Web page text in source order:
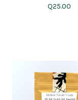
Q25.00